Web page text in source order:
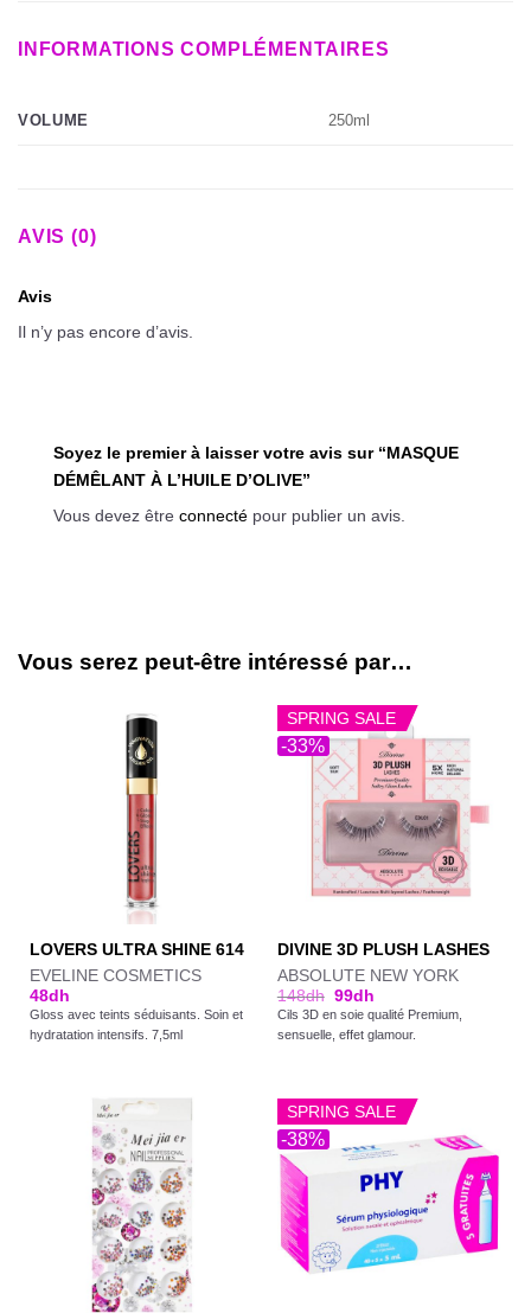
INFORMATIONS COMPLÉMENTAIRES
VOLUME 250ml
AVIS (0)
Avis
Il n’y pas encore d’avis.
Soyez le premier à laisser votre avis sur “MASQUE
DÉMÊLANT À L’HUILE D’OLIVE”
Vous devez être connecté pour publier un avis.
Vous serez peut-être intéressé par…
LOVERS ULTRA SHINE 614
EVELINE COSMETICS
48dh
Gloss avec teints séduisants. Soin et
hydratation intensifs. 7,5ml
-33%
SPRING SALE
DIVINE 3D PLUSH LASHES
ABSOLUTE NEW YORK
148dh 99dh
Cils 3D en soie qualité Premium,
sensuelle, effet glamour.
-38%
SPRING SALE